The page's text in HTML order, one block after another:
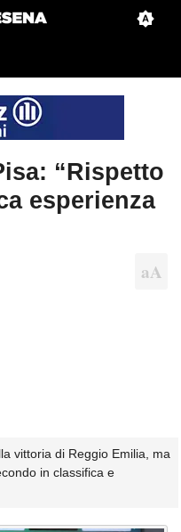
“Rispetto
esperienza
vittoria di Reggio Emilia, ma
in classifica e